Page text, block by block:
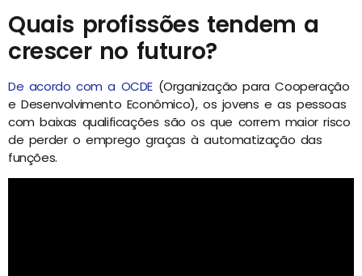
Quais profissões tendem a
crescer no futuro?
De acordo com a OCDE (Organização para Cooperação
e Desenvolvimento Econômico), os jovens e as pessoas
com baixas qualificações são os que correm maior risco
de perder o emprego graças à automatização das
funções.